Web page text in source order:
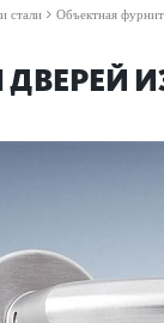
стали Объектная